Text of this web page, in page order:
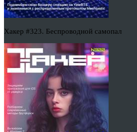
Хакер #323. Беспроводной самопал